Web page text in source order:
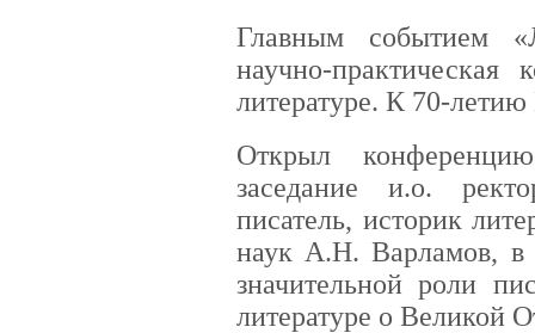
Главным событием
научно-
литературе. К 70-
Открыл
заседание и.о.
писатель, историк
наук А.Н. Варламов, в
значительной роли
литературе о Великой